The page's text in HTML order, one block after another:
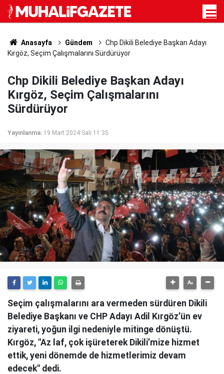
Anasayfa Gündem
Chp Dikili Belediye Başkan Adayı
Kırgöz, Seçim Çalışmalarını Sürdürüyor
Chp Dikili Belediye Başkan Adayı
Kırgöz, Seçim Çalışmalarını
Sürdürüyor
Yayınlanma: 19 Mart 2024 Salı 11:35
Seçim çalışmalarını ara vermeden sürdüren Dikili
Belediye Başkanı ve CHP Adayı Adil Kırgöz’ün ev
ziyareti, yoğun ilgi nedeniyle mitinge dönüştü.
Kırgöz, "Az laf, çok işüreterek Dikili’mize hizmet
ettik, yeni dönemde de hizmetlerimiz devam
edecek" dedi.